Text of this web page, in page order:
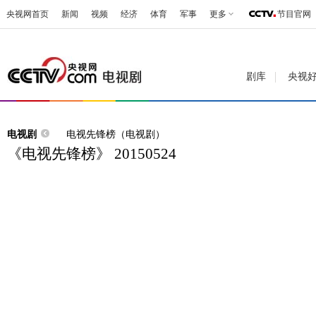
央视网首页 新闻 视频 经济 体育 军事 更多 节目官网
剧库 央视
电视剧 电视先锋榜（电视剧）
《电视先锋榜》 20150524